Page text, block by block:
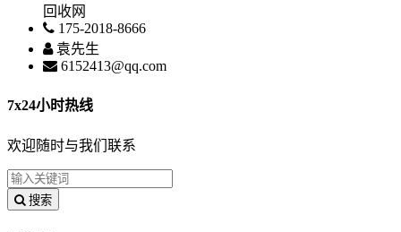
回收网
175-2018-8666
袁先生
6152413@qq.com
7x24小时热线
欢迎随时与我们联系
搜索